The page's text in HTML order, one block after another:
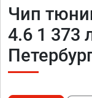
Чип
4.6 1 373